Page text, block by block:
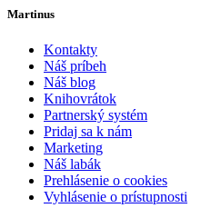
Martinus
Kontakty
Náš príbeh
Náš blog
Knihovrátok
Partnerský systém
Pridaj sa k nám
Marketing
Náš labák
Prehlásenie o cookies
Vyhlásenie o prístupnosti